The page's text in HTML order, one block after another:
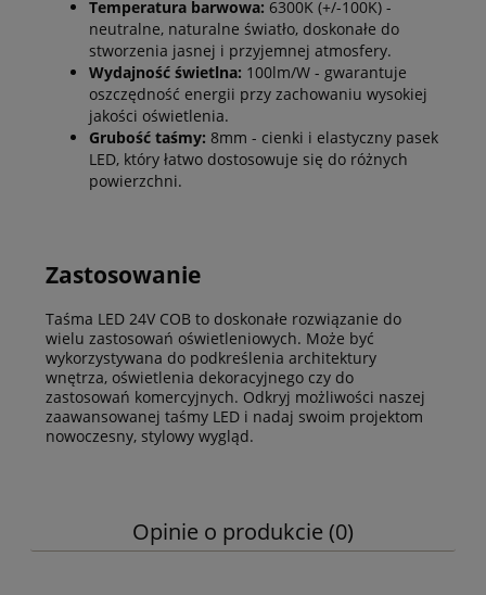
Temperatura barwowa: 6300K (+/-100K) -
neutralne, naturalne światło, doskonałe do
stworzenia jasnej i przyjemnej atmosfery.
Wydajność świetlna: 100lm/W - gwarantuje
oszczędność energii przy zachowaniu wysokiej
jakości oświetlenia.
Grubość taśmy: 8mm - cienki i elastyczny pasek
LED, który łatwo dostosowuje się do różnych
powierzchni.
Zastosowanie
Taśma LED 24V COB to doskonałe rozwiązanie do
wielu zastosowań oświetleniowych. Może być
wykorzystywana do podkreślenia architektury
wnętrza, oświetlenia dekoracyjnego czy do
zastosowań komercyjnych. Odkryj możliwości naszej
zaawansowanej taśmy LED i nadaj swoim projektom
nowoczesny, stylowy wygląd.
Opinie o produkcie (0)